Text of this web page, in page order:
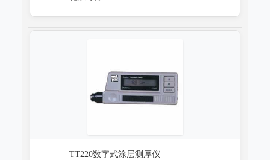
TT220数字式涂层测厚仪